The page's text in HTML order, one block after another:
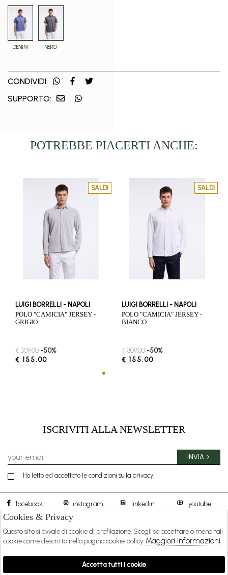
DENIM NERO
CONDIVIDI:
SUPPORTO:
POTREBBE PIACERTI ANCHE:
SALDI
LUIGI BORRELLI - NAPOLI
POLO "CAMICIA" JERSEY -
GRIGIO
€ 309.00 -50%
€ 155.00
SALDI
LUIGI BORRELLI - NAPOLI
POLO "CAMICIA" JERSEY -
BIANCO
€ 309.00 -50%
€ 155.00
ISCRIVITI ALLA NEWSLETTER
Ho letto ed accettato le condizioni sulla privacy.
INVIA
facebook instagram linkedin youtube
DISTIBUTED BY
BOREAL 1957 S.R.L.
SHOPPING
Cookies & Privacy
Questo sito si avvale di cookie di profilazione. Scegli se accettare o meno tali
cookie come descritto nella pagina cookie policy. Maggiori Informazioni
Accetta tutti i cookie